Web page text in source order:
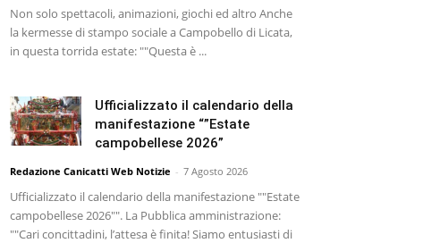
Non solo spettacoli, animazioni, giochi ed altro Anche
la kermesse di stampo sociale a Campobello di Licata,
in questa torrida estate: ""Questa è ...
Ufficializzato il calendario della
manifestazione “”Estate
campobellese 2026”
Redazione Canicatti Web Notizie - 7 Agosto 2026
Ufficializzato il calendario della manifestazione ""Estate
campobellese 2026"". La Pubblica amministrazione:
""Cari concittadini, l’attesa è finita! Siamo entusiasti di